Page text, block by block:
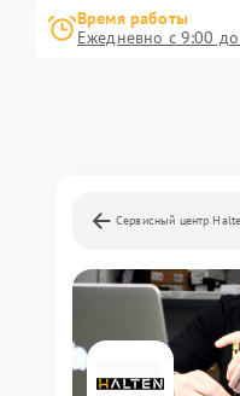
Время работы
Ежедневно с 9:00
Сервисный центр